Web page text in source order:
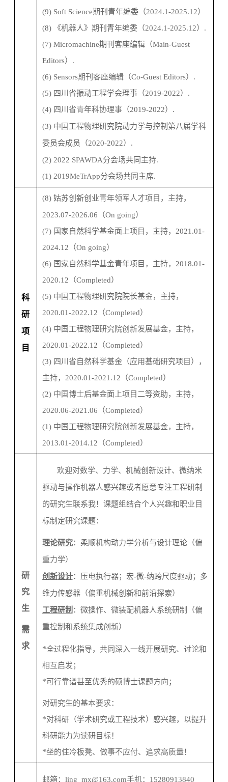
(9) Soft Science期刊青年编委（2024.1-2025.12）
(8)
《机器人》期刊青年编委（2024.1-2025.12） .
(7) Micromachine期刊客座编辑（Main-Guest
Editors） .
(6) Sensors期刊客座编辑（Co-Guest Editors） .
(5) 四川省振动工程学会理事（2019-2022） .
(4) 四川省青年科协理事（2019-2022） .
(3) 中国工程物理研究院动力学与控制第八届学科
委员会成员 （2020-2022） .
(2) 2022 SPAWDA分会场共同主持.
(1) 2019MeTrApp分会场共同主席.
科
研
项
目
(8) 姑苏创新创业青年领军人才项目，主持，
2023.07-2026.06 （On going）
(7) 国家自然科学基金面上项目，主持， 2021.01-
2024.12 （On going）
(6) 国家自然科学基金青年项目，主持， 2018.01-
2020.12 （Completed）
(5) 中国工程物理研究院院长基金，主持，
2020.01-2022.12 （Completed）
(4) 中国工程物理研究院创新发展基金，主持，
2020.01-2022.12 （Completed）
(3) 四川省自然科学基金（应用基础研究项目），
主持， 2020.01-2021.12 （Completed）
(2) 中国博士后基金面上项目二等资助，主持，
2020.06-2021.06 （Completed）
(1) 中国工程物理研究院创新发展基金，主持，
2013.01-2014.12 （Completed）
研
究
生
需
求
欢迎对数学、 力学、机械创新设计、微纳米
驱动与操作机器人感兴趣或者愿意专注工程研制
的研究生联系我！ 课题组结合个人兴趣和职业目
标制定研究课题：
理论研究：柔顺机构动力学分析与设计理论（偏
重力学）
创新设计： 压电执行器；宏-微-纳跨尺度驱动；多
维力传感器（偏重机械创新和前沿探索）
工程研制 ： 微操作、微装配机器人系统研制（偏
重控制和系统集成创新）
*全过程化指导，共同深入一线开展研究、讨论和
相互启发；
*可行靠谱甚至优秀的硕博士课题方向；
对研究生的基本要求：
*对科研（学术研究或工程技术）感兴趣，以提升
科研能力为读研目标！
*坐的住冷板凳、做事不应付、追求高质量！
邮箱： ling_mx@163.com手机： 15280913840